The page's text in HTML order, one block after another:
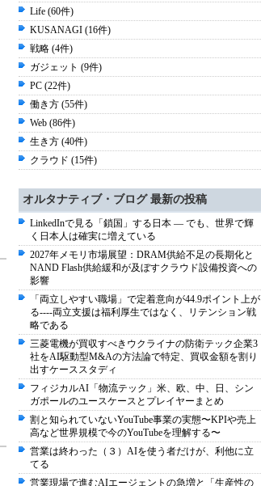
Life (60件)
KUSANAGI (16件)
戦略 (4件)
ガジェット (9件)
PC (22件)
働き方 (55件)
Web (86件)
生き方 (40件)
クラウド (15件)
オルタナティブ・ブログ 最新の投稿
LinkedInで見る「鎖国」する日本 ― でも、世界で輝
く日本人は確実に増えている
2027年メモリ市場展望：DRAM供給不足の長期化と
NAND Flash供給緩和が及ぼすクラウド設備投資への
影響
「両立しやすい職場」で定着意向が44.9ポイント上が
る----両立支援は福利厚生ではなく、リテンション戦
略である
三菱電機が買収すべきウクライナの防衛テック企業3
社をAI駆動型M&Aの方法論で特定、買収金額を割り
出すケーススタディ
フィジカルAI「物流テック」米、欧、中、日、シン
ガポールのユースケースとプレイヤーまとめ
割と知られていないYouTube事業の実態〜KPIや売上
高など世界規模で今のYouTubeを理解する〜
営業は終わった（３）AIを使う者だけが、利他に立
てる
営業現場で進むAIエージェントの急増と「生産性の